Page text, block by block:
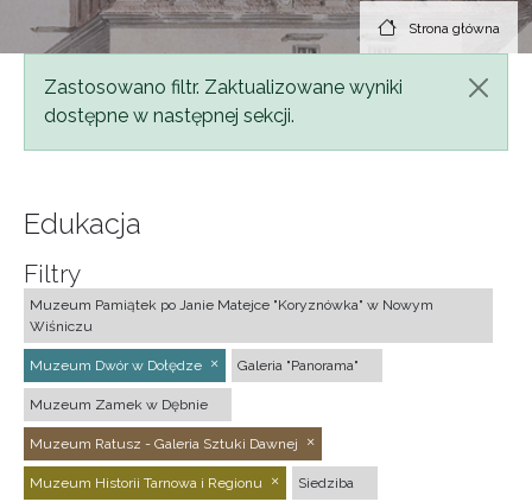
Strona główna
Komunikat
Zastosowano filtr. Zaktualizowane wyniki
dostępne w następnej sekcji.
Edukacja
Filtry
Muzeum Pamiątek po Janie Matejce "Koryznówka" w Nowym
Wiśniczu
Muzeum Dwór w Dołędze Galeria "Panorama"
Muzeum Zamek w Dębnie
Muzeum Ratusz - Galeria Sztuki Dawnej
Muzeum Historii Tarnowa i Regionu Siedziba